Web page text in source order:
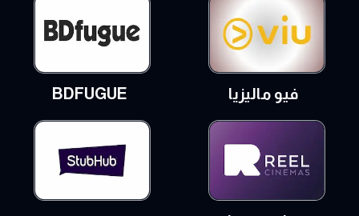
فيو ماليزيا BDFUGUE